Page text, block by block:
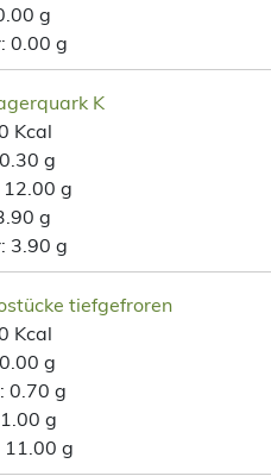
g
0.00 g
K
Kcal
0.30 g
12.00 g
g
3.90 g
tiefgefroren
Kcal
0.00 g
0.70 g
g
11.00 g